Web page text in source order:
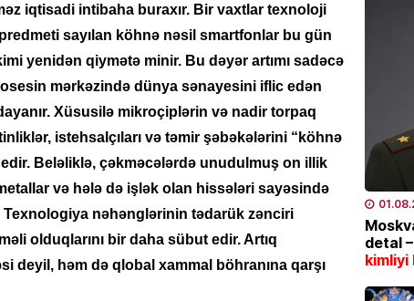
iqtisadi intibaha buraxır. Bir vaxtlar texnoloji
sayılan köhnə nəsil smartfonlar bu gün
yenidən qiymətə minir. Bu dəyər artımı sadəcə
mərkəzində dünya sənayesini iflic edən
Xüsusilə mikroçiplərin və nadir torpaq
istehsalçıları və təmir şəbəkələrini “köhnə
Beləliklə, çəkməcələrdə unudulmuş on illik
və hələ də işlək olan hissələri sayəsində
Texnologiya nəhənglərinin tədarük zənciri
olduqlarını bir daha sübut edir. Artıq
deyil, həm də qlobal xammal böhranına qarşı
xəstə
2006-
detal –
kimliyi